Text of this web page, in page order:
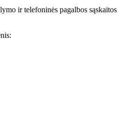
ir telefoninės pagalbos sąskaitos